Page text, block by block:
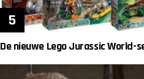
De nieuwe Lego Jurassic World-